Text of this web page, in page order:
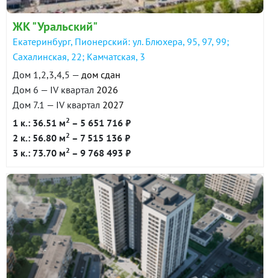
ЖК "Уральский"
Екатеринбург, Пионерский: ул. Блюхера, 95, 97, 99;
Сахалинская, 22; Камчатская, 3
Дом 1,2,3,4,5 — дом сдан
Дом 6 — IV квартал 2026
Дом 7.1 — IV квартал 2027
1 к.: 36.51 м2 – 5 651 716 ₽
2 к.: 56.80 м2 – 7 515 136 ₽
3 к.: 73.70 м2 – 9 768 493 ₽